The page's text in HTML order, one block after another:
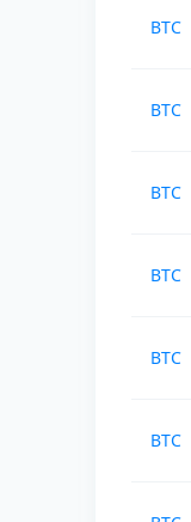
BTC
BTC
BTC
BTC
BTC
BTC